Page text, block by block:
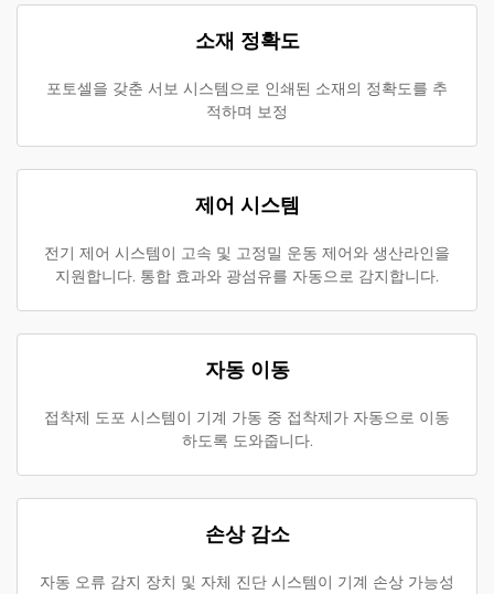
소재 정확도
포토셀을 갖춘 서보 시스템으로 인쇄된 소재의 정확도를 추
적하며 보정
제어 시스템
전기 제어 시스템이 고속 및 고정밀 운동 제어와 생산라인을
지원합니다. 통합 효과와 광섬유를 자동으로 감지합니다.
자동 이동
접착제 도포 시스템이 기계 가동 중 접착제가 자동으로 이동
하도록 도와줍니다.
손상 감소
자동 오류 감지 장치 및 자체 진단 시스템이 기계 손상 가능성